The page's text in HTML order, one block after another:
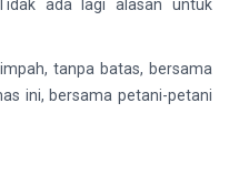
ada lagi alasan untuk
tanpa batas, bersama
ini, bersama petani-petani